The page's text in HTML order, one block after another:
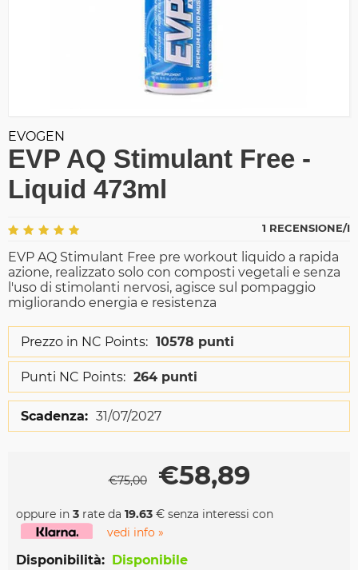
EVOGEN
EVP AQ Stimulant Free -
Liquid 473ml
1 RECENSIONE/I
EVP AQ Stimulant Free pre workout liquido a rapida
azione, realizzato solo con composti vegetali e senza
l'uso di stimolanti nervosi, agisce sul pompaggio
migliorando energia e resistenza
Prezzo in NC Points: 10578 punti
Punti NC Points: 264 punti
Scadenza: 31/07/2027
€75,00 €58,89
oppure in 3 rate da 19.63 € senza interessi con
vedi info »
Disponibilità: Disponibile